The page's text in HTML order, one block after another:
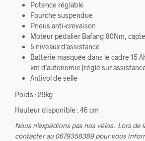
Potence réglable
Fourche suspendue
Pneus anti-crevaison
Moteur pédalier Bafang 80Nm,
5 niveaux d’assistance
Batterie masquée dans le cadre 15
km d’autonomie [réglé sur
Antivol de selle
Poids : 29kg
Hauteur disponible : 46 cm
Nous n’expédions pas nos vélos. Lors de
contacter au 0679358389 pour vous